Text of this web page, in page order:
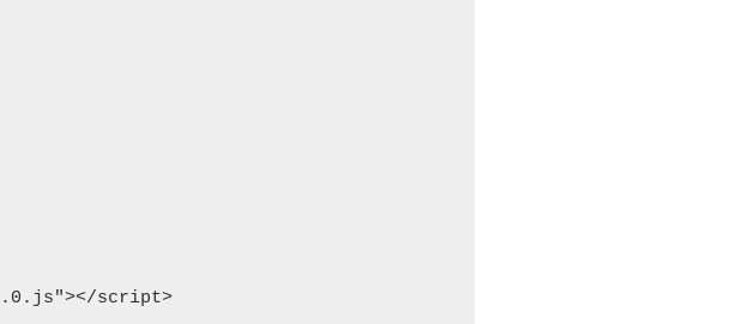
script>